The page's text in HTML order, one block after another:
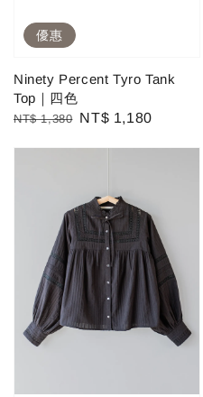
優惠
Ninety Percent Tyro Tank
Top｜四色
Regular
NT$ 1,380 Sale
NT$ 1,180